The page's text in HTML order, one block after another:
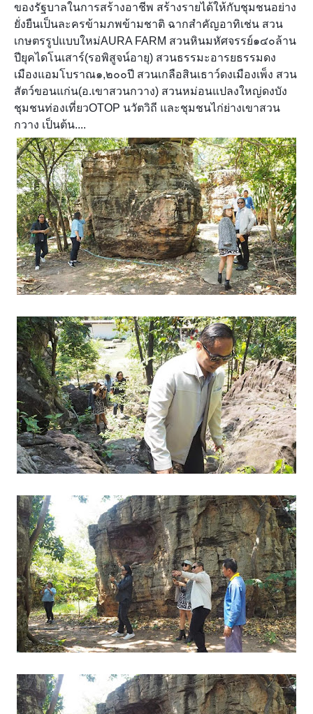
ของรัฐบาลในการสร้างอาชีพ สร้างรายได้ให้กับชุมชนอย่าง
ยั่งยืนเป็นละครข้ามภพข้ามชาติ ฉากสำคัญอาทิเช่น สวน
เกษตรรูปแบบใหม่AURA FARM สวนหินมหัศจรรย์๑๔๐ล้าน
ปียุคไดโนเสาร์(รอพิสูจน์อายุ) สวนธรรมะอารยธรรมดง
เมืองแอมโบราณ๑,๒๐๐ปี สวนเกลือสินเธาว์ดงเมืองเพ็ง สวน
สัตว์ขอนแก่น(อ.เขาสวนกวาง) สวนหม่อนแปลงใหญ่ดงบัง
ชุมชนท่องเที่ยวOTOP นวัตวิถี และชุมชนไก่ย่างเขาสวน
กวาง เป็นต้น....